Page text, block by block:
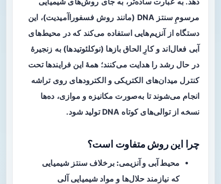
مرسومِ سنتز DNA (مانند روش فسفوراآمیدیت)، این
دستگاه از آنزیم‌هایی استفاده می‌کند که در محیط‌های
آبی فعال‌اند و کارِ الحاق بازها (نوکلئوتیدها) به زنجیرهٔ
در حال رشد را هدایت می‌کنند؛ همهٔ این فرایندها تحت
کنترل میدان‌های الکتریکی و الکترودهای روی تراشه
انجام می‌شوند تا به‌صورت مکانیزه و موازی، ده‌ها
نسخه از توالی‌های کوتاه DNA تولید شود.
چرا این روش متفاوت است؟
محیط آبی و آنزیمی: برخلاف سنتز شیمیایی
که نیازمند حلال‌ها و مواد شیمیایی آلی